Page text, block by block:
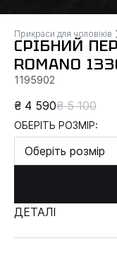
Прикраси для чоловіків
СРІБНИЙ
ROMANO
1195902
₴ 4 590₴ 5 100
ОБЕРІТЬ РОЗМІР:
Оберіть розмір
ДЕТАЛІ